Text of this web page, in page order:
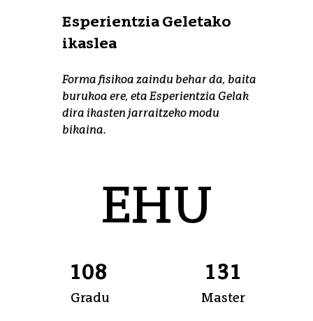
Esperientzia Geletako
ikaslea
Forma fisikoa zaindu behar da, baita
burukoa ere, eta Esperientzia Gelak
dira ikasten jarraitzeko modu
bikaina.
EHU zenbakitan
EHU
108
Gradu
131
Master